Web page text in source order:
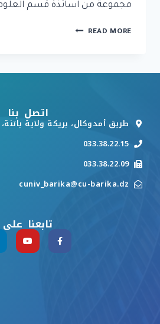
مجموعة من اساتذة قسم العلوم
READ MORE
اتصل بنا
طريق أمدوكال، بريكة ولاية باتنة، 05001، الجزائر
033.38.22.15
033.38.22.09
cuniv_barika@cu-barika.dz
تابعنا على